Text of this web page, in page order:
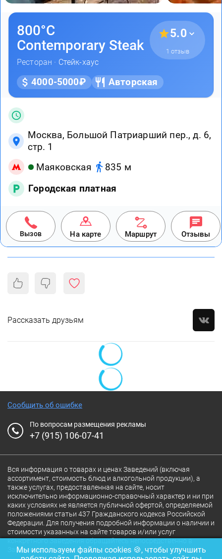
800°С
Contemporary Steak
Ресторан · Стейк-хаус
5.0
1 отзыв
4000-5000₽ Авторская
Москва, Большой Патриарший пер., д. 6,
стр. 1
Маяковская
835 м
Городская платная
Вызов На карте Маршрут Отзывы
Рассказать друзьям
Сообщить об ошибке
По вопросам размещения рекламы
+7 (915) 106-07-41
Вся информация о товарах и ценах Заведений (включая
ассортимент, стоимость блюд и алкогольной продукции), а
также услугах, предоставленная на сайте, носит
исключительно информационно-справочный характер и ни при
каких условиях не является публичной офертой, определяемой
положениями статьи 437 Гражданского кодекса Российской
Федерации. Для получения подробной информации о наличии и
стоимости указанных на сайте товаров и/или услуг
конкретного Заведения обращайтесь непосредственно в
Заведение.
Мы используем файлы cookies 🍪, чтобы улучшить